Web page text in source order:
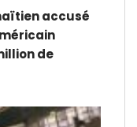
accusé
de